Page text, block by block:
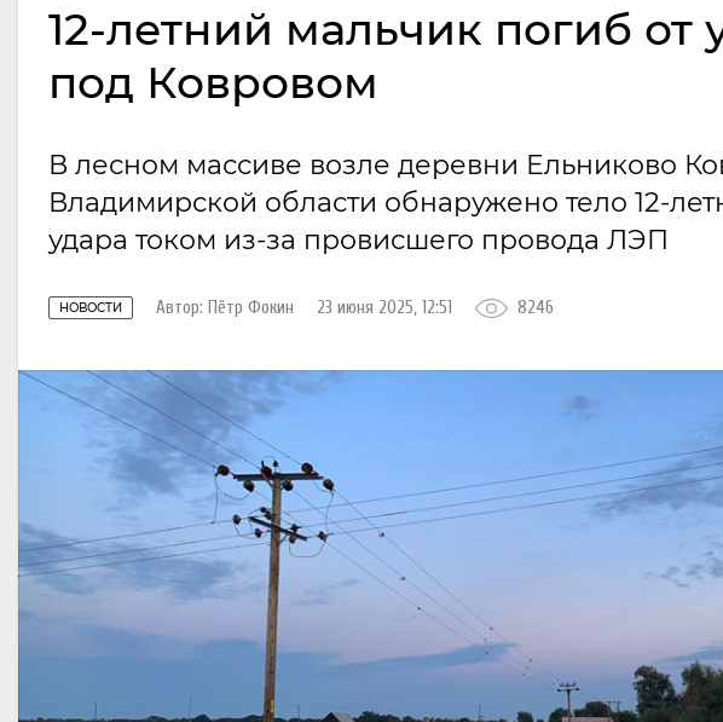
12-летний мальчик погиб от
под Ковровом
В лесном массиве возле деревни Ельниково
Владимирской области обнаружено тело 12-
удара током из-за провисшего провода ЛЭП
НОВОСТИ Автор: Пётр Фокин 23 июня 2025, 12:51 8246